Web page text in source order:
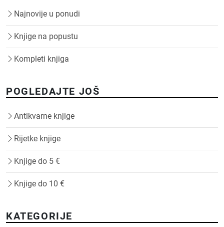
Najnovije u ponudi
Knjige na popustu
Kompleti knjiga
POGLEDAJTE JOŠ
Antikvarne knjige
Rijetke knjige
Knjige do 5 €
Knjige do 10 €
KATEGORIJE